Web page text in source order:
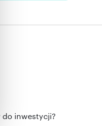
do inwestycji?